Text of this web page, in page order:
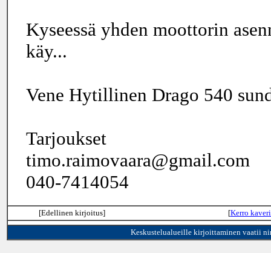
Kyseessä yhden moottorin
käy...
Vene Hytillinen Drago 540
Tarjoukset
timo.raimovaara@gmail.com
040-7414054
[Edellinen kirjoitus] [Kerro
Keskustelualueille kirjoittaminen vaatii